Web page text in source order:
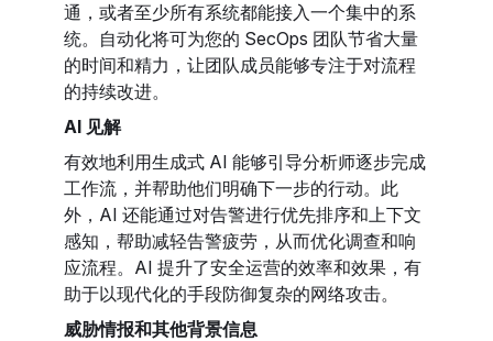
通，或者至少所有系统都能接入一个集中的系
统。自动化将可为您的 SecOps 团队节省大量
的时间和精力，让团队成员能够专注于对流程
的持续改进。
AI 见解
有效地利用生成式 AI 能够引导分析师逐步完成
工作流，并帮助他们明确下一步的行动。此
外，AI 还能通过对告警进行优先排序和上下文
感知，帮助减轻告警疲劳，从而优化调查和响
应流程。AI 提升了安全运营的效率和效果，有
助于以现代化的手段防御复杂的网络攻击。
威胁情报和其他背景信息